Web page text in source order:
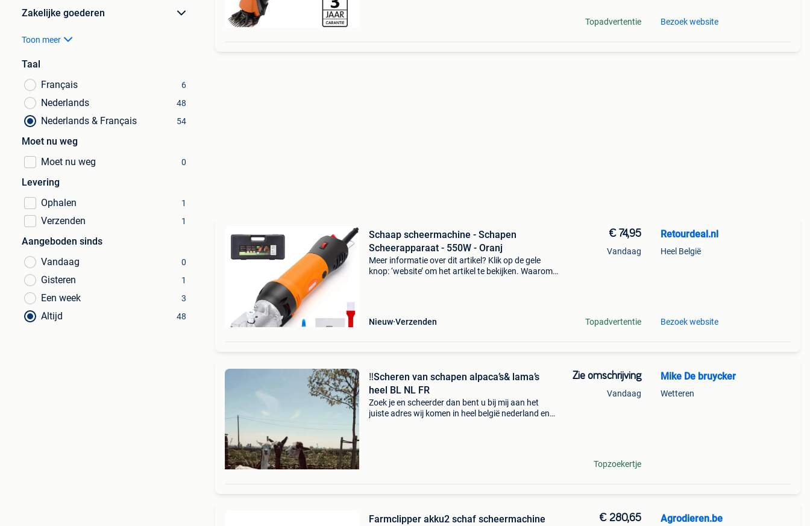
Zakelijke goederen
Toon meer
Taal
Français
6
Nederlands 48
Nederlands & Français 54
Moet nu weg
Moet nu weg
0
Levering
Ophalen
1
Verzenden 1
Aangeboden sinds
Vandaag
0
Gisteren 1
Een week 3
Altijd 48
Topadvertentie Bezoek website
Schaap scheermachine - Schapen
Scheerapparaat - 550W - Oranj
Meer informatie over dit artikel? Klik op de gele
knop: ‘website’ om het artikel te bekijken. Waarom
Nieuw Verzenden
€ 74,95
Vandaag
Topadvertentie
Retourdeal.nl
Heel België
Bezoek website
‼️Scheren van schapen alpaca’s& lama’s
heel BL NL FR
Zoek je en scheerder dan bent u bij mij aan het
juiste adres wij komen in heel belgië nederland en
Zie omschrijving
Vandaag
Topzoekertje
Mike De bruycker
Wetteren
Farmclipper akku2 schaf scheermachine
€ 280,65 Agrodieren.be